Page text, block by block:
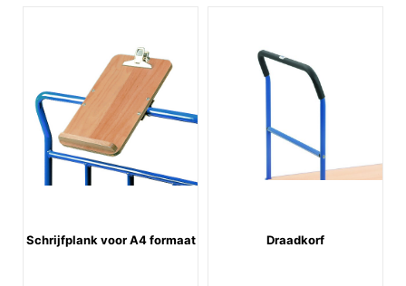
Schrijfplank voor A4 formaat Draadkorf